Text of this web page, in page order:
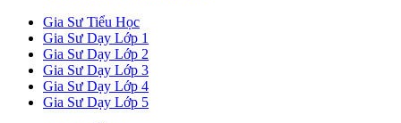
Gia Sư Tiểu Học
Gia Sư Dạy Lớp 1
Gia Sư Dạy Lớp 2
Gia Sư Dạy Lớp 3
Gia Sư Dạy Lớp 4
Gia Sư Dạy Lớp 5